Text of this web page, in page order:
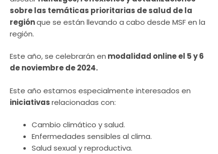
sobre las temáticas prioritarias de salud de la
regiónque se están llevando a cabo desde MSF en la
región.
Este año, se celebrarán en modalidad online el 5 y 6
de noviembre de 2024.
Este año estamos especialmente interesados en
iniciativasrelacionadas con:
Cambio climático y salud.
Enfermedades sensibles al clima.
Salud sexual y reproductiva.